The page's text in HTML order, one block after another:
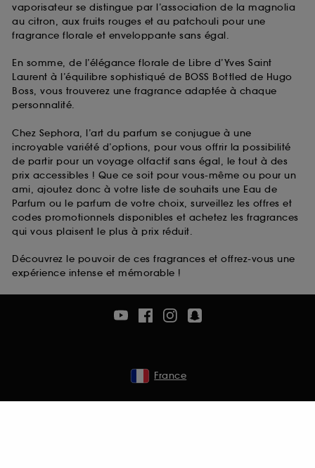
vaporisateur se distingue par l’association de la magnolia
au citron, aux fruits rouges et au patchouli pour une
fragrance florale et enveloppante sans égal.
En somme, de l’élégance florale de Libre d’Yves Saint
Laurent à l’équilibre sophistiqué de BOSS Bottled de Hugo
Boss, vous trouverez une fragrance adaptée à chaque
personnalité.
Chez Sephora, l’art du parfum se conjugue à une
incroyable variété d’options, pour vous offrir la possibilité
de partir pour un voyage olfactif sans égal, le tout à des
prix accessibles ! Que ce soit pour vous-même ou pour un
ami, ajoutez donc à votre liste de souhaits une Eau de
Parfum ou le parfum de votre choix, surveillez les offres et
codes promotionnels disponibles et achetez les fragrances
qui vous plaisent le plus à prix réduit.
Découvrez le pouvoir de ces fragrances et offrez-vous une
expérience intense et mémorable !
France